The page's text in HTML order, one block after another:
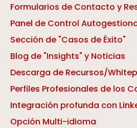
Formularios de Contacto y
Panel de Control
Sección de "Casos de Éxito"
Blog de "Insights" y Noticias
Descarga de Recursos/
Perfiles Profesionales de los
Integración profunda con
Opción Multi-idioma